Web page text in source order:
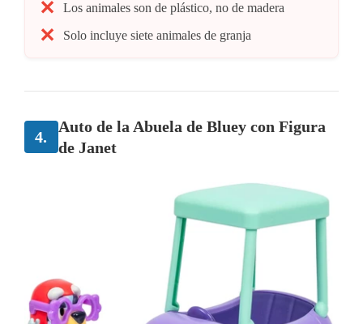
Los animales son de plástico, no de madera
Solo incluye siete animales de granja
4.
Auto de la Abuela de Bluey con Figura
de Janet